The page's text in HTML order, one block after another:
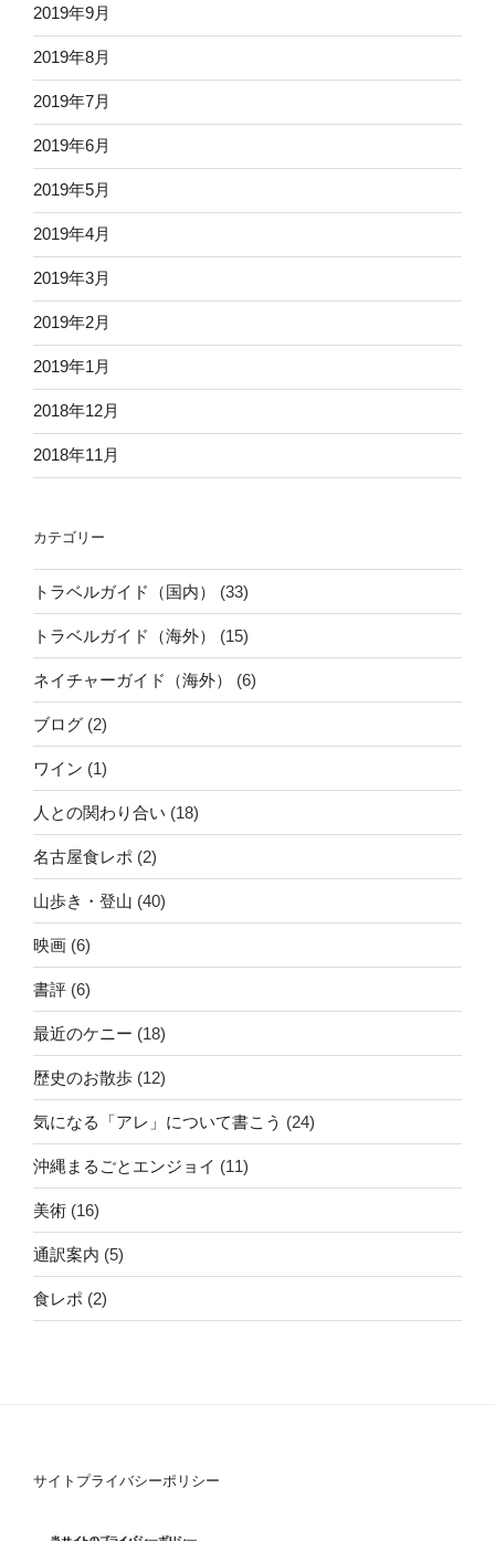
2019年9月
2019年8月
2019年7月
2019年6月
2019年5月
2019年4月
2019年3月
2019年2月
2019年1月
2018年12月
2018年11月
カテゴリー
トラベルガイド（国内） (33)
トラベルガイド（海外） (15)
ネイチャーガイド（海外） (6)
ブログ (2)
ワイン (1)
人との関わり合い (18)
名古屋食レポ (2)
山歩き・登山 (40)
映画 (6)
書評 (6)
最近のケニー (18)
歴史のお散歩 (12)
気になる「アレ」について書こう (24)
沖縄まるごとエンジョイ (11)
美術 (16)
通訳案内 (5)
食レポ (2)
サイトプライバシーポリシー